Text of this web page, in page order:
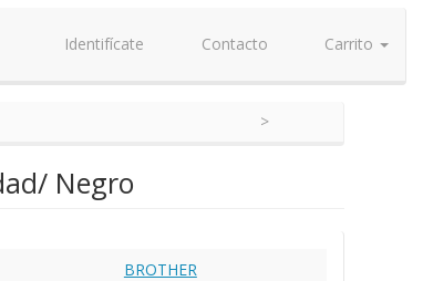
Identifícate Contacto Carrito
Negro
BROTHER